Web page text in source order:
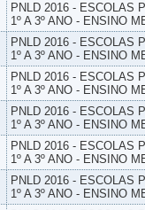
PNLD 2016 - ESCOLAS
1º A 3º ANO - ENSINO
PNLD 2016 - ESCOLAS
1º A 3º ANO - ENSINO
PNLD 2016 - ESCOLAS
1º A 3º ANO - ENSINO
PNLD 2016 - ESCOLAS
1º A 3º ANO - ENSINO
PNLD 2016 - ESCOLAS
1º A 3º ANO - ENSINO
PNLD 2016 - ESCOLAS
1º A 3º ANO - ENSINO